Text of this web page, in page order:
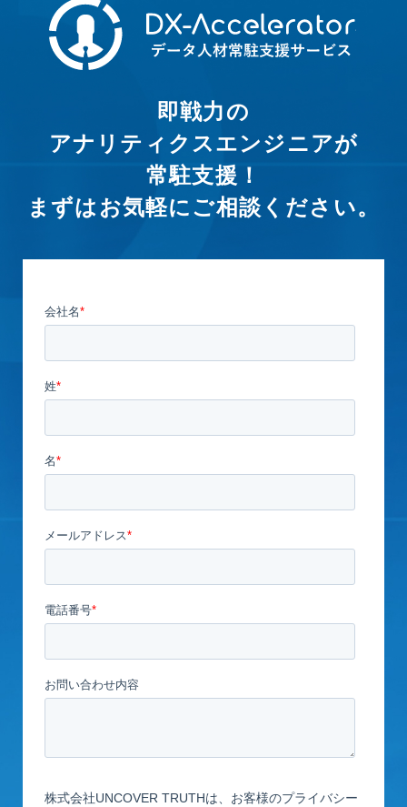
即戦力の
アナリティクスエンジニアが
常駐支援！
まずはお気軽にご相談ください。